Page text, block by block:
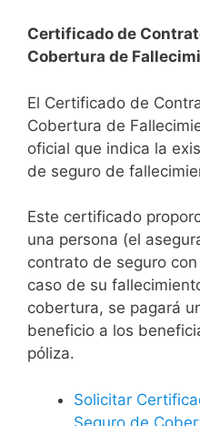
Certificado de
Cobertura de
El Certificado de
Cobertura de
oficial que indica la
de seguro de
Este certificado
una persona (el
contrato de seguro
caso de su
cobertura, se pagará
beneficio a los
póliza.
Solicitar
Seguro de